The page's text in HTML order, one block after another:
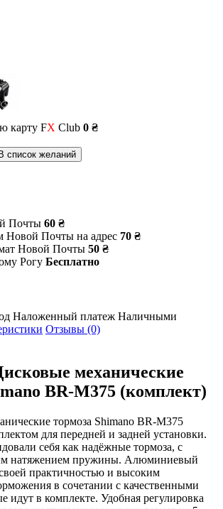
карту FX Club 0 ₴
В список желаний
Почты 60 ₴
Новой Почты на адрес 70 ₴
Новой Почты 50 ₴
Рогу Бесплатно
Наложенный платеж Наличными
Отзывы (0)
механические
BR-M375 (комплект)
тормоза Shimano BR-M375
для передней и задней установки.
себя как надёжные тормоза, с
натяжением пружины. Алюминиевый
практичностью и высоким
в сочетании с качественными
идут в комплекте. Удобная регулировка